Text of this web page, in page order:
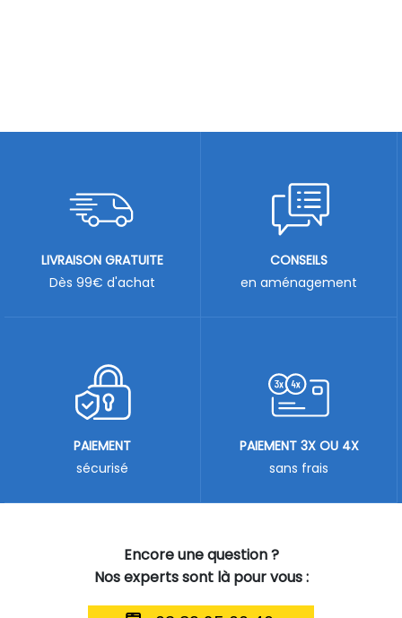
Encore une question ?
Nos experts sont là pour vous :
LIVRAISON GRATUITE
Dès 99€ d'achat
CONSEILS
en aménagement
PAIEMENT
sécurisé
PAIEMENT 3X OU 4X
sans frais